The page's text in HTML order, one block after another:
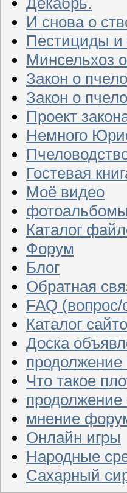
И снова о
Пестициды и
Минсельхоз
Закон о
Закон о
Проект
Немного
Гостевая
Моё видео
фотоальбомы
Каталог
Форум
Блог
Обратная
FAQ (вопрос/
Каталог
Доска
продолжение
Что такое
мнение
Онлайн игры
Народные
Сахарный